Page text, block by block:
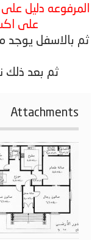
المرفوعه دليل
على
ثم بالاسفل يوجد
ثم بعد ذلك
Attachments